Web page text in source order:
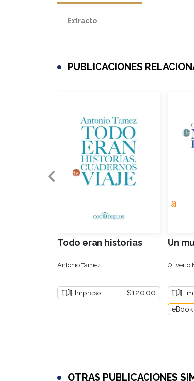
Extracto
PUBLICACIONES
Todo eran historias
Antonio Tamez
Impreso $120.00
Un
Oliverio
eBook
OTRAS PUBLICACIONES